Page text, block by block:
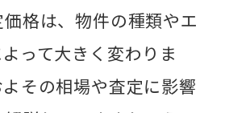
格は、物件の種類やエ
って大きく変わりま
その相場や査定に影響